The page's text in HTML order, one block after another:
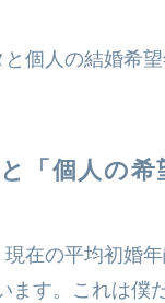
個人の結婚希望
「個人の希
在の平均初婚
ます。これは僕